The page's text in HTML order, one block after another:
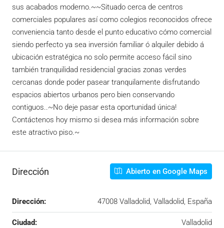
sus acabados moderno.~~Situado cerca de centros
comerciales populares así como colegios reconocidos ofrece
conveniencia tanto desde el punto educativo cómo comercial
siendo perfecto ya sea inversión familiar ó alquiler debido á
ubicación estratégica no solo permite acceso fácil sino
también tranquilidad residencial gracias zonas verdes
cercanas donde poder pasear tranquilamente disfrutando
espacios abiertos urbanos pero bien conservando
contiguos..~No deje pasar esta oportunidad única!
Contáctenos hoy mismo si desea más información sobre
este atractivo piso.~
Dirección Abierto en Google Maps
Dirección: 47008 Valladolid, Valladolid, España
Ciudad: Valladolid